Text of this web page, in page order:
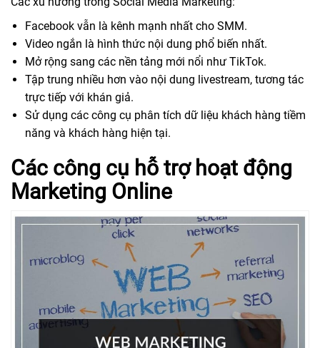
Facebook vẫn là kênh mạnh nhất cho SMM.
Video ngắn là hình thức nội dung phổ biến nhất.
Mở rộng sang các nền tảng mới nổi như TikTok.
Tập trung nhiều hơn vào nội dung livestream, tương tác
trực tiếp với khán giả.
Sử dụng các công cụ phân tích dữ liệu khách hàng tiềm
năng và khách hàng hiện tại.
Các công cụ hỗ trợ hoạt động
Marketing Online